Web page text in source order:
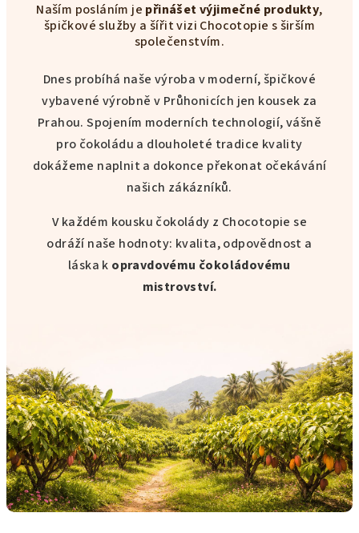
Naším posláním je přinášet výjimečné produkty,
špičkové služby a šířit vizi Chocotopie s širším
společenstvím.
Dnes probíhá naše výroba v moderní, špičkové
vybavené výrobně v Průhonicích jen kousek za
Prahou. Spojením moderních technologií, vášně
pro čokoládu a dlouholeté tradice kvality
dokážeme naplnit a dokonce překonat očekávání
našich zákázníků.
V každém kousku čokolády z Chocotopie se
odráží naše hodnoty: kvalita, odpovědnost a
láska k opravdovému čokoládovému
mistrovství.